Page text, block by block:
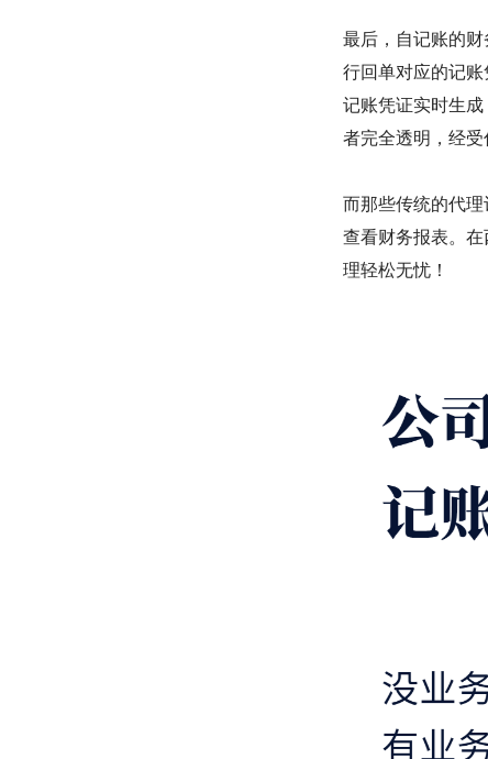
最后，自记账的
行回单对应的记
记账凭证实时生
者完全透明，经受
而那些传统的代
查看财务报表。
理轻松无忧！